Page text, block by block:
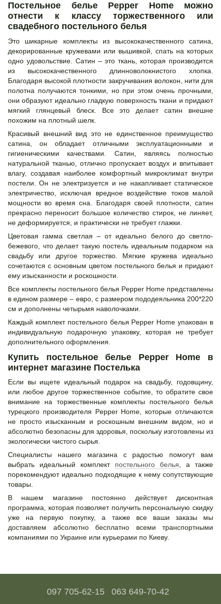
Постельное белье Pepper Home можно
отнести к классу торжественного или
свадебного постельного белья
Это шикарные комплекты из высококачественного сатина,
декорированные кружевами или вышивкой, спать на которых
одно удовольствие. Сатин – это ткань, которая производится
из высококачественного длинноволокнистого хлопка.
Благодаря высокой плотности закручивания волокон, нити для
полотна получаются тонкими, но при этом очень прочными,
они образуют идеально гладкую поверхность ткани и придают
мягкий глянцевый блеск. Все это делает сатин внешне
похожим на плотный шелк.
Красивый внешний вид это не единственное преимущество
сатина, он обладает отличными эксплуатационными и
гигиеническими качествами. Сатин, являясь полностью
натуральной тканью, отлично пропускает воздух и впитывает
влагу, создавая наиболее комфортный микроклимат внутри
постели. Он не электризуется и не накапливает статическое
электричество, исключая вредное воздействие токов малой
мощности во время сна. Благодаря своей плотности, сатин
прекрасно переносит большое количество стирок, не линяет,
не деформируется, и практически не требует глажки.
Цветовая гамма светлая – от идеально белого до светло-
бежевого, что делает такую постель идеальным подарком на
свадьбу или другое торжество. Мягкие кружева идеально
сочетаются с основным цветом постельного белья и придают
ему изысканности и роскошности.
Все комплекты постельного белья Pepper Home представлены
в едином размере – евро, с размером пододеяльника 200*220
см и дополнены четырьмя наволочками.
Каждый комплект постельного белья Pepper Home упакован в
индивидуальную подарочную упаковку, которая не требует
дополнительного оформления.
Купить постельное белье Pepper Home в
интернет магазине Постелька
Если вы ищете идеальный подарок на свадьбу, годовщину,
или любое другое торжественное событие, то обратите свое
внимание на торжественные комплекты постельного белья
турецкого производителя Pepper Home, которые отличаются
не просто изысканным и роскошным внешним видом, но и
абсолютно безопасны для здоровья, поскольку изготовлены из
экологически чистого сырья.
Специалисты нашего магазина с радостью помогут вам
выбрать идеальный комплект постельного белья , а также
порекомендуют идеально подходящие к нему сопутствующие
товары.
В нашем магазине постоянно действует дисконтная
программа, которая позволяет получить персональную скидку
уже на первую покупку, а также все ваши заказы мы
доставляем абсолютно бесплатно всеми транспортными
компаниями по Украине или курьерами по Киеву.
097 705-62-15 063 649-70-42